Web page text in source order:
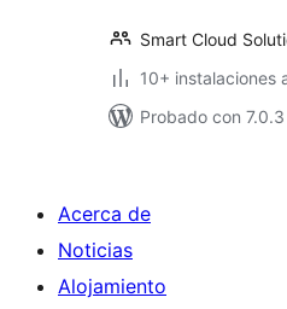
Smart Cloud
10+ instalaciones
Probado con 7.0.3
Acerca de
Noticias
Alojamiento